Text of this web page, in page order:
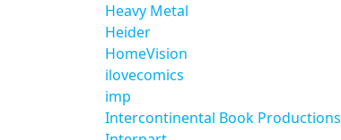
Heavy Metal
Heider
HomeVision
ilovecomics
imp
Intercontinental Book Productions